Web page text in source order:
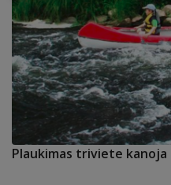
Plaukimas triviete kanoja